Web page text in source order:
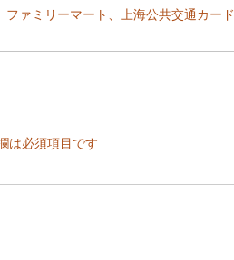
ファミリーマート 、 上海公共交通カード
は必須項目です